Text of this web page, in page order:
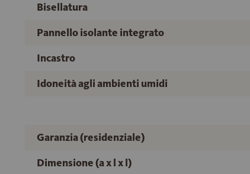
Bisellatura
Pannello isolante integrato
Incastro
Idoneità agli ambienti umidi
Garanzia (residenziale)
Dimensione (a x l x l)